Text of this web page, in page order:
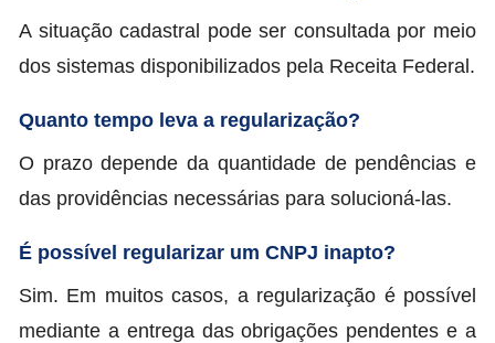
A situação cadastral pode ser consultada por meio
dos sistemas disponibilizados pela Receita Federal.
Quanto tempo leva a regularização?
O prazo depende da quantidade de pendências e
das providências necessárias para solucioná-las.
É possível regularizar um CNPJ inapto?
Sim. Em muitos casos, a regularização é possível
mediante a entrega das obrigações pendentes e a